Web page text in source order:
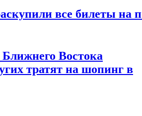
все билеты на
Востока
тратят на шопинг в